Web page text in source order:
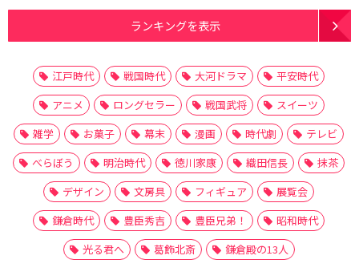
ランキングを表示
江戸時代 戦国時代 大河ドラマ
平安時代
アニメ
ロングセラー 戦国武将
スイーツ
雑学
お菓子 幕末 漫画 時代劇
テレビ
べらぼう
明治時代 徳川家康 織田信長
抹茶
デザイン
文房具 フィギュア
展覧会
鎌倉時代
豊臣秀吉 豊臣兄弟！
昭和時代
光る君へ
葛飾北斎 鎌倉殿の13人